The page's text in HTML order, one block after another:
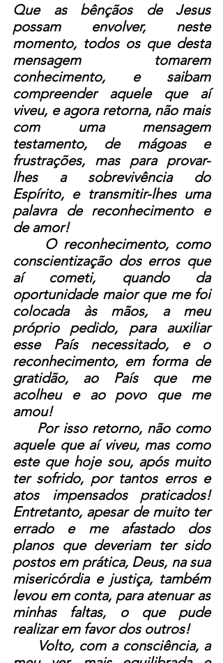
Que as bênçãos de Jesus
possam envolver, neste
momento, todos os que desta
mensagem tomarem
conhecimento, e saibam
compreender aquele que aí
viveu, e agora retorna, não mais
com uma mensagem
testamento, de mágoas e
frustrações, mas para provar-
lhes a sobrevivência do
Espírito, e transmitir-lhes uma
palavra de reconhecimento e
de amor!
conscientização dos erros que
aí cometi, quando da
oportunidade maior que me foi
colocada às mãos, a meu
próprio pedido, para auxiliar
esse País necessitado, e o
reconhecimento, em forma de
gratidão, ao País que me
acolheu e ao povo que me
amou!
aquele que aí viveu, mas como
este que hoje sou, após muito
ter sofrido, por tantos erros e
atos impensados praticados!
Entretanto, apesar de muito ter
errado e me afastado dos
planos que deveriam ter sido
postos em prática, Deus, na sua
misericórdia e justiça, também
levou em conta, para atenuar as
minhas faltas, o que pude
realizar em favor dos outros!